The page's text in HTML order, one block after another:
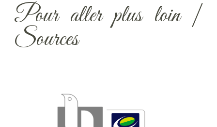
Pour aller plus loin |
Sources